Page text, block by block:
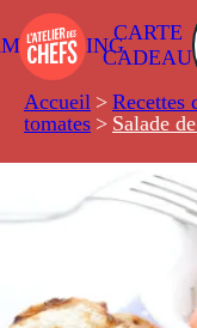
CARTE
CADEAU
Accueil > Recettes
tomates > Salade